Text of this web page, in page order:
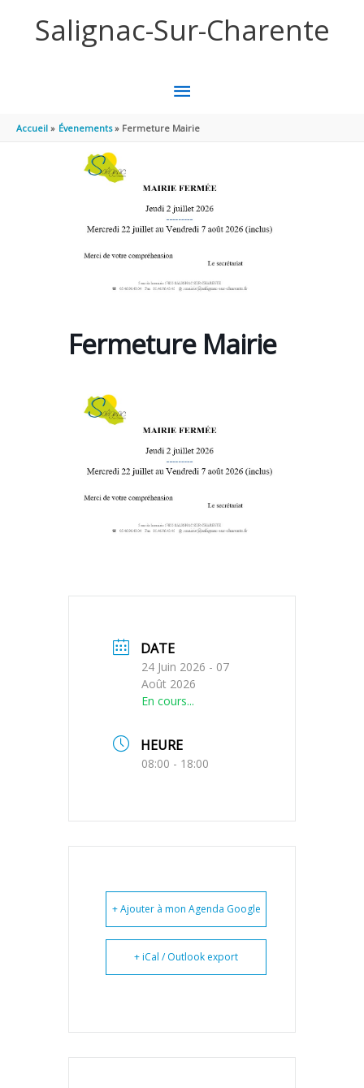
Salignac-Sur-Charente
MENU
PRINCIPAL
Accueil Évenements Fermeture Mairie
Fermeture Mairie
DATE
24 Juin 2026 - 07
Août 2026
En cours...
HEURE
08:00 - 18:00
+ Ajouter à mon Agenda Google
+ iCal / Outlook export